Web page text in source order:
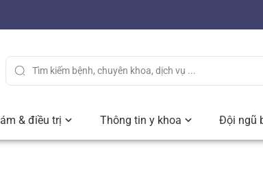
& điều trị Thông tin y khoa Đội ngũ